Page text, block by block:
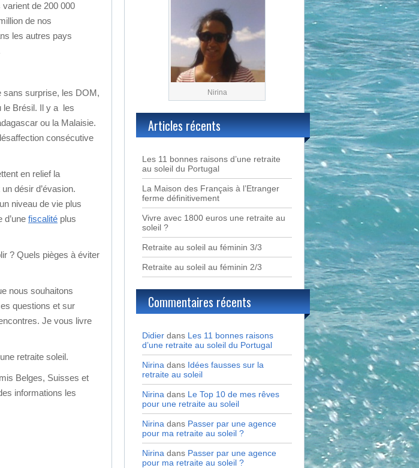
de 200 000
de nos
les autres pays
sans surprise, les DOM,
le Brésil. Il y a les
ou la Malaisie.
consécutive
en relief la
désir d’évasion.
niveau de vie plus
fiscalité plus
? Quels pièges à éviter
nous souhaitons
questions et sur
Je vous livre
retraite soleil.
Belges, Suisses et
informations les
Nirina
Articles récents
Les 11 bonnes raisons d’une retraite
au soleil du Portugal
La Maison des Français à l’Etranger
ferme définitivement
Vivre avec 1800 euros une retraite au
soleil ?
Retraite au soleil au féminin 3/3
Retraite au soleil au féminin 2/3
Commentaires récents
Didier dans Les 11 bonnes raisons
d’une retraite au soleil du Portugal
Nirina dans Idées fausses sur la
retraite au soleil
Nirina dans Le Top 10 de mes rêves
pour une retraite au soleil
Nirina dans Passer par une agence
pour ma retraite au soleil ?
Nirina dans Passer par une agence
pour ma retraite au soleil ?